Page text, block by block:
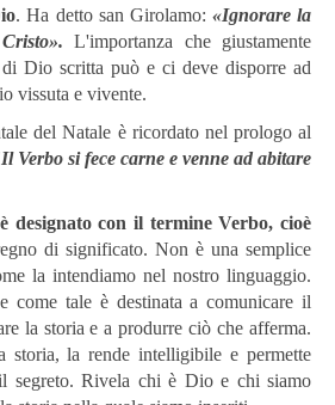
. Ha detto san Girolamo: «Ignorare la
L'importanza che giustamente
Dio scritta può e ci deve disporre ad
vissuta e vivente.
del Natale è ricordato nel prologo al
Verbo si fece carne e venne ad abitare
designato con il termine Verbo, cioè
di significato. Non è una semplice
la intendiamo nel nostro linguaggio.
come tale è destinata a comunicare il
la storia e a produrre ciò che afferma.
la rende intelligibile e permette
segreto. Rivela chi è Dio e chi siamo